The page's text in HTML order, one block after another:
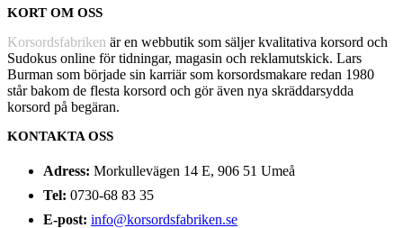
KORT OM OSS
Korsordsfabriken är en webbutik som säljer kvalitativa korsord och
Sudokus online för tidningar, magasin och reklamutskick. Lars
Burman som började sin karriär som korsordsmakare redan 1980
står bakom de flesta korsord och gör även nya skräddarsydda
korsord på begäran.
KONTAKTA OSS
Adress: Morkullevägen 14 E, 906 51 Umeå
Tel: 0730-68 83 35
E-post: info@korsordsfabriken.se